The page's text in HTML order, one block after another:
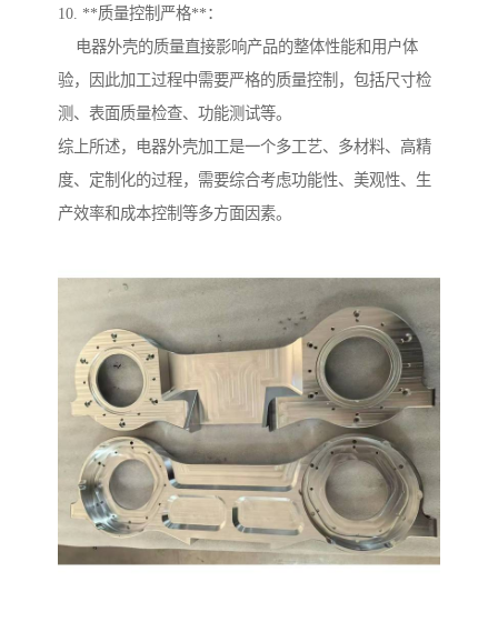
10. **质量控制严格**：
电器外壳的质量直接影响产品的整体性能和用户体
验，因此加工过程中需要严格的质量控制，包括尺寸检
测、表面质量检查、功能测试等。
综上所述，电器外壳加工是一个多工艺、多材料、高精
度、定制化的过程，需要综合考虑功能性、美观性、生
产效率和成本控制等多方面因素。